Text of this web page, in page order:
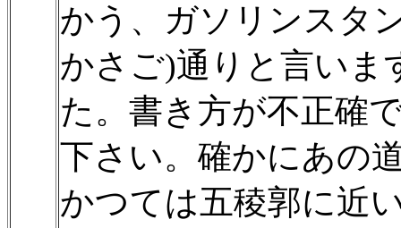
かう、ガソリンスタ
かさご)通りと言いま
た。書き方が不正確
下さい。確かにあの
かつては五稜郭に近